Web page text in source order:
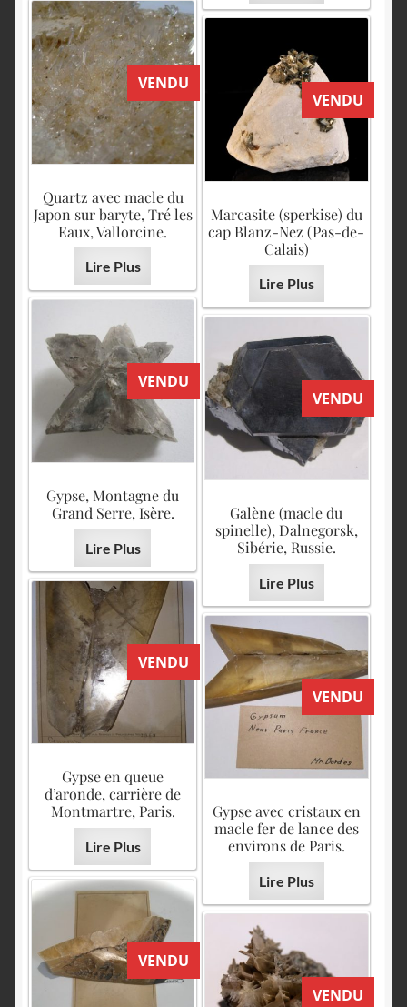
VENDU
Quartz avec macle du
Japon sur baryte, Tré les
Eaux, Vallorcine.
Lire Plus
VENDU
Marcasite (sperkise) du
cap Blanz-Nez (Pas-de-
Calais)
Lire Plus
VENDU
Gypse, Montagne du
Grand Serre, Isère.
Lire Plus
VENDU
Galène (macle du
spinelle), Dalnegorsk,
Sibérie, Russie.
Lire Plus
VENDU
Gypse en queue
d’aronde, carrière de
Montmartre, Paris.
Lire Plus
VENDU
Gypse avec cristaux en
macle fer de lance des
environs de Paris.
Lire Plus
VENDU
VENDU